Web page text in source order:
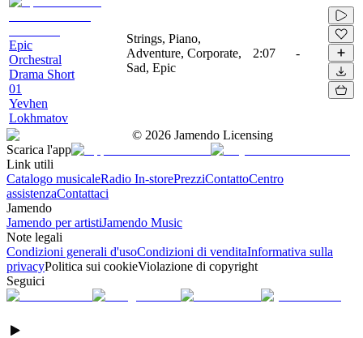
Epic
Orchestral
Drama Short
01
Yevhen
Lokhmatov
Strings, Piano,
Adventure, Corporate,
Sad, Epic
2:07 -
© 2026 Jamendo Licensing
Scarica l'app
Link utili
Catalogo musicaleRadio In-storePrezziContattoCentro
assistenzaContattaci
Jamendo
Jamendo per artistiJamendo Music
Note legali
Condizioni generali d'usoCondizioni di venditaInformativa sulla
privacyPolitica sui cookieViolazione di copyright
Seguici